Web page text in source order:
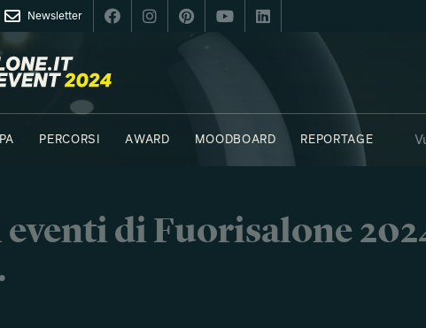
Newsletter
PERCORSI AWARD MOODBOARD REPORTAGE
di Fuorisalone